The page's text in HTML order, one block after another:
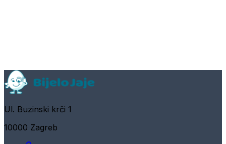
Ul. Buzinski krči 1
10000 Zagreb